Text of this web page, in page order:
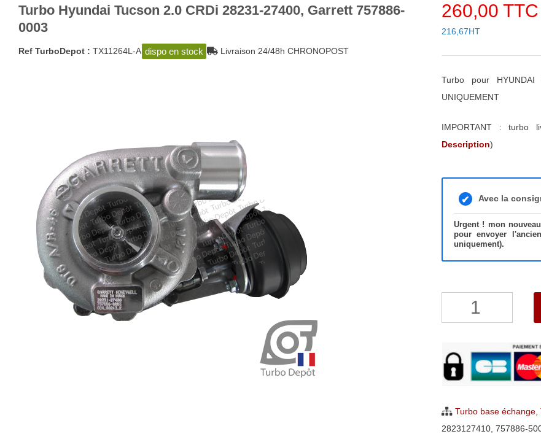
Turbo Hyundai Tucson 2.0 CRDi 28231-27400, Garrett 757886-
0003
Ref TurboDepot : TX11264L-A dispo en stock Livraison 24/48h CHRONOPOST
260,00 TTC
216,67HT
Turbo pour HYUNDAI
UNIQUEMENT
IMPORTANT : turbo
Description)
Avec la
Urgent ! mon
pour envoyer
uniquement).
Hyundai
Tucson
Turbo base échange,
2823127410, 757886-